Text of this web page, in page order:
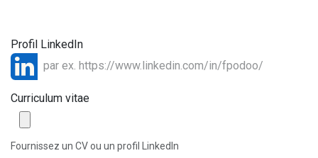
Profil LinkedIn
Curriculum vitae
Fournissez un CV ou un profil LinkedIn